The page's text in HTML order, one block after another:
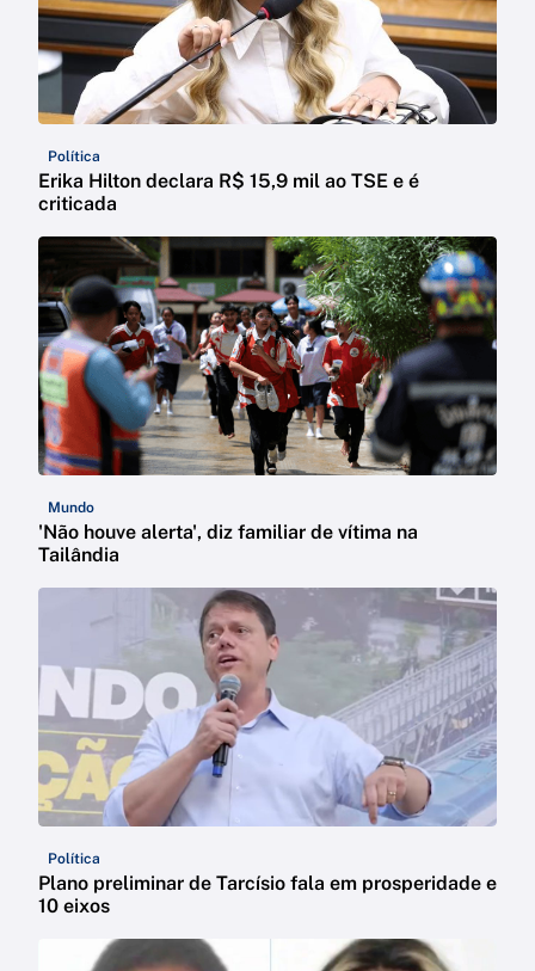
Política
Erika Hilton declara R$ 15,9 mil ao TSE e é
criticada
Mundo
'Não houve alerta', diz familiar de vítima na
Tailândia
Política
Plano preliminar de Tarcísio fala em prosperidade e
10 eixos